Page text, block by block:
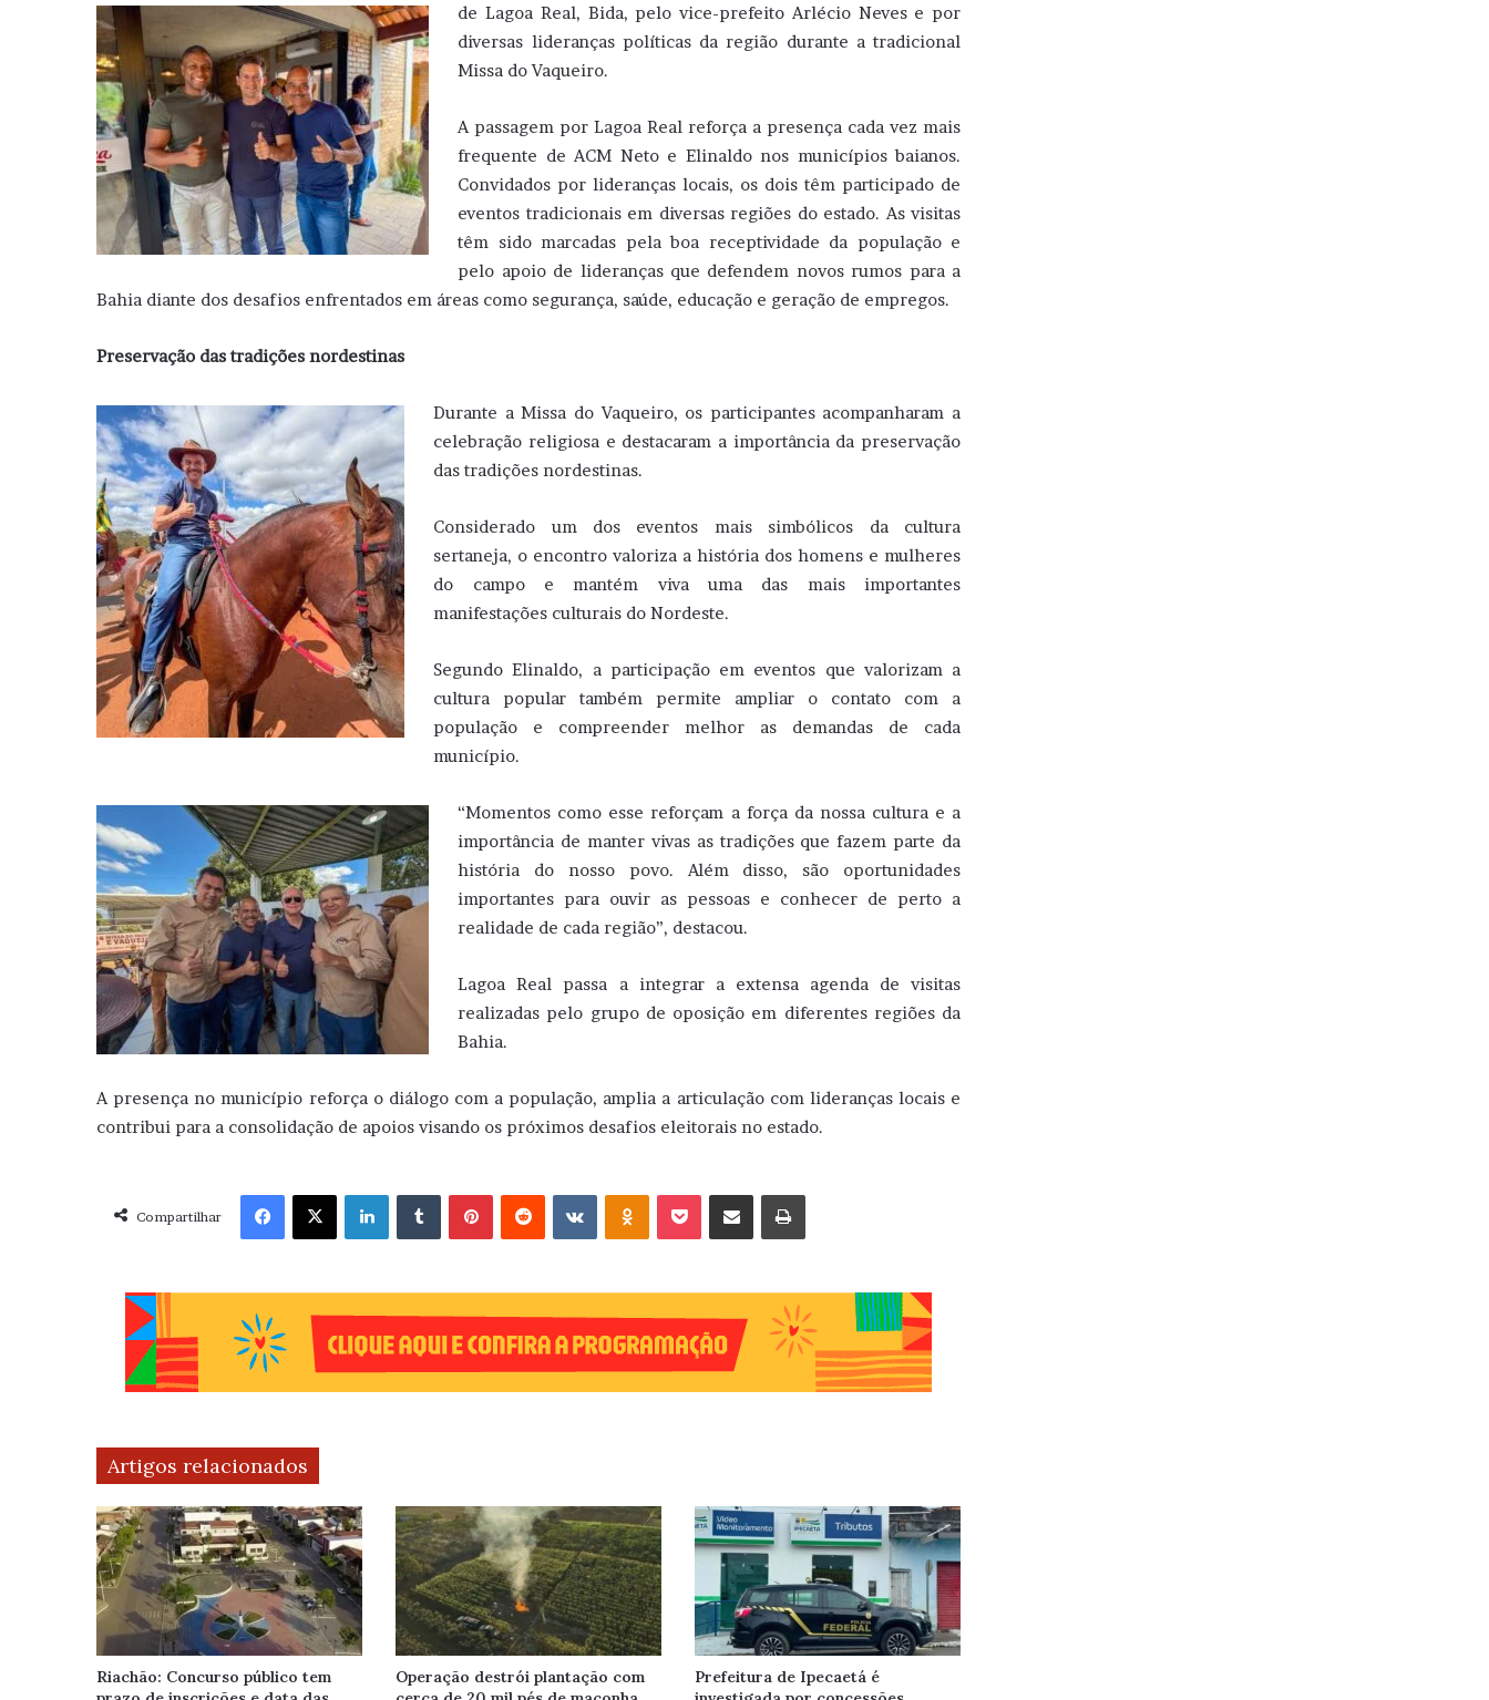
de Lagoa Real, Bida, pelo vice-prefeito Arlécio Neves e por
diversas lideranças políticas da região durante a tradicional
Missa do Vaqueiro.
A passagem por Lagoa Real reforça a presença cada vez mais
frequente de ACM Neto e Elinaldo nos municípios baianos.
Convidados por lideranças locais, os dois têm participado de
eventos tradicionais em diversas regiões do estado. As visitas
têm sido marcadas pela boa receptividade da população e
pelo apoio de lideranças que defendem novos rumos para a
Bahia diante dos desafios enfrentados em áreas como segurança, saúde, educação e geração de empregos.
Preservação das tradições nordestinas
Durante a Missa do Vaqueiro, os participantes acompanharam a
celebração religiosa e destacaram a importância da preservação
das tradições nordestinas.
Considerado um dos eventos mais simbólicos da cultura
sertaneja, o encontro valoriza a história dos homens e mulheres
do campo e mantém viva uma das mais importantes
manifestações culturais do Nordeste.
Segundo Elinaldo, a participação em eventos que valorizam a
cultura popular também permite ampliar o contato com a
população e compreender melhor as demandas de cada
município.
“Momentos como esse reforçam a força da nossa cultura e a
importância de manter vivas as tradições que fazem parte da
história do nosso povo. Além disso, são oportunidades
importantes para ouvir as pessoas e conhecer de perto a
realidade de cada região”, destacou.
Lagoa Real passa a integrar a extensa agenda de visitas
realizadas pelo grupo de oposição em diferentes regiões da
Bahia.
A presença no município reforça o diálogo com a população, amplia a articulação com lideranças locais e
contribui para a consolidação de apoios visando os próximos desafios eleitorais no estado.
Compartilhar
Facebook X Linkedin VK OK
Artigos relacionados
Riachão: Concurso público tem
Operação destrói plantação com
Prefeitura de Ipecaetá é